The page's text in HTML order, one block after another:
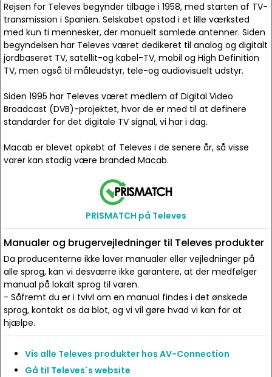
Rejsen for Televes begynder tilbage i 1958, med starten af TV-
transmission i Spanien. Selskabet opstod i et lille værksted
med kun ti mennesker, der manuelt samlede antenner. Siden
begyndelsen har Televes været dedikeret til analog og digitalt
jordbaseret TV, satellit-og kabel-TV, mobil og High Definition
TV, men også til måleudstyr, tele-og audiovisuelt udstyr.
Siden 1995 har Televes været medlem af Digital Video
Broadcast (DVB)-projektet, hvor de er med til at definere
standarder for det digitale TV signal, vi har i dag.
Macab er blevet opkøbt af Televes i de senere år, så visse
varer kan stadig være branded Macab.
PRISMATCH på Televes
Manualer og brugervejledninger til Televes produkter
Da producenterne ikke laver manualer eller vejledninger på
alle sprog, kan vi desværre ikke garantere, at der medfølger
manual på lokalt sprog til varen.
- Såfremt du er i tvivl om en manual findes i det ønskede
sprog, kontakt os da blot, og vi vil gøre hvad vi kan for at
hjælpe.
Vis alle Televes produkter hos AV-Connection
Gå til Televes´s website